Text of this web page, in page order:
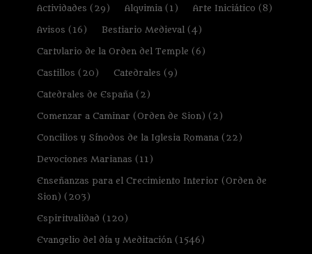
Actividades (29) Alquimia(1) Arte Iniciático (8)
Avisos (16) Bestiario Medieval(4)
Cartulario de la Orden del Temple (6)
Castillos (20) Catedrales (9)
Catedrales de España(2)
Comenzar a Caminar (Orden de Sion) (2)
Concilios y Sínodos de la Iglesia Romana(22)
Devociones Marianas (11)
Enseñanzas para el Crecimiento Interior (Orden de
Sion) (203)
Espiritualidad (120)
Evangelio del día y Meditación(1546)